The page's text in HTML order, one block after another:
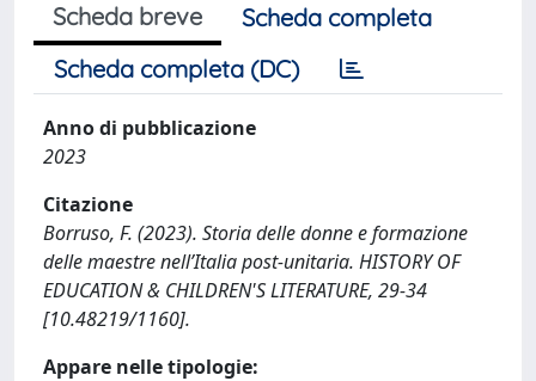
Scheda breve
Scheda completa
Scheda completa (DC)
Anno di pubblicazione
2023
Citazione
Borruso, F. (2023). Storia delle donne e formazione
delle maestre nell’Italia post-unitaria. HISTORY OF
EDUCATION & CHILDREN'S LITERATURE, 29-34
[10.48219/1160].
Appare nelle tipologie: